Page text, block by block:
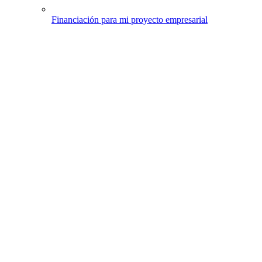
Financiación para mi proyecto empresarial